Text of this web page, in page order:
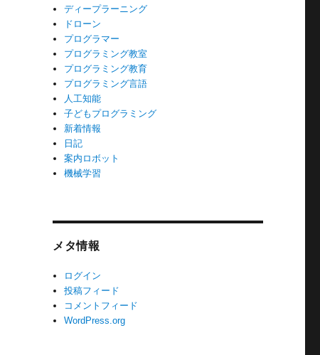
ディープラーニング
ドローン
プログラマー
プログラミング教室
プログラミング教育
プログラミング言語
人工知能
子どもプログラミング
新着情報
日記
案内ロボット
機械学習
メタ情報
ログイン
投稿フィード
コメントフィード
WordPress.org